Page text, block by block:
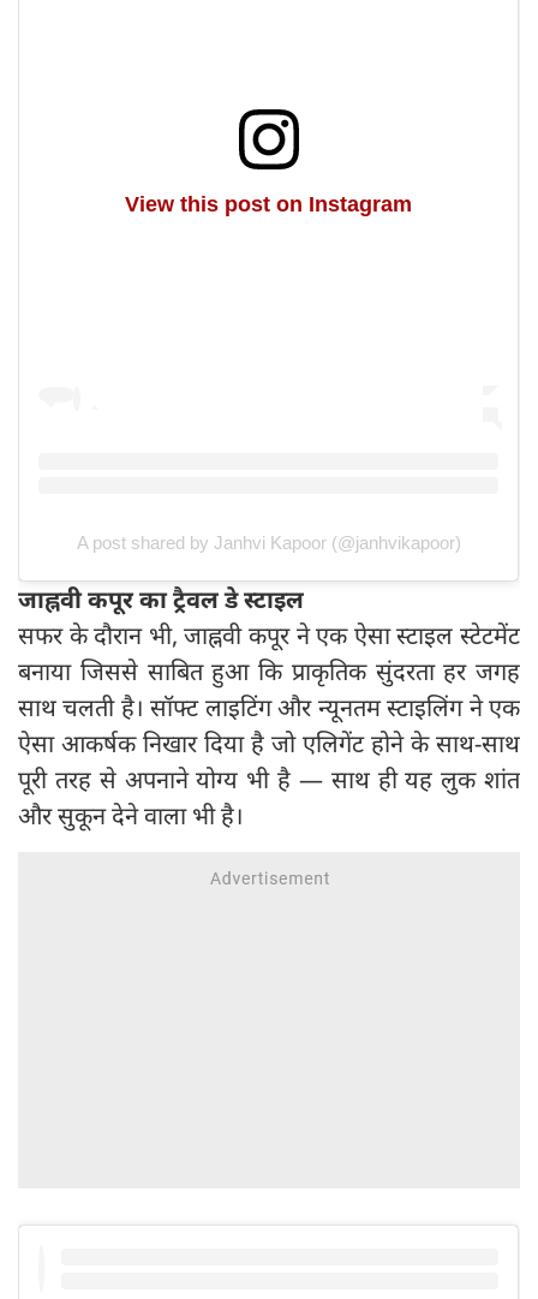
View this post on Instagram
A post shared by Janhvi Kapoor (@janhvikapoor)
जाह्नवी कपूर का ट्रैवल डे स्टाइल
सफर के दौरान भी, जाह्नवी कपूर ने एक ऐसा स्टाइल स्टेटमेंट
बनाया जिससे साबित हुआ कि प्राकृतिक सुंदरता हर जगह
साथ चलती है। सॉफ्ट लाइटिंग और न्यूनतम स्टाइलिंग ने एक
ऐसा आकर्षक निखार दिया है जो एलिगेंट होने के साथ-साथ
पूरी तरह से अपनाने योग्य भी है — साथ ही यह लुक शांत
और सुकून देने वाला भी है।